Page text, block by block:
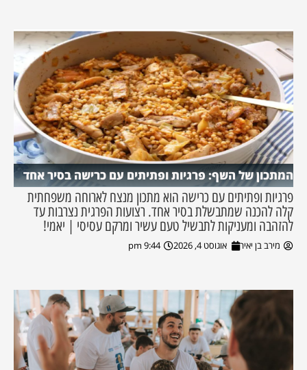
המתכון של השף: פרגיות ופתיתים עם כרישה בסיר אחד
פרגיות ופתיתים עם כרישה הוא מתכון מנצח לארוחה משפחתית
קלה להכנה שמתבשלת בסיר אחד. רצועות הפרגית נצרבות עד
להזהבה ומעניקות לתבשיל טעם עשיר ומרקם עסיסי | יאמי!
מירב בן יאיר אוגוסט 4, 2026 9:44 pm